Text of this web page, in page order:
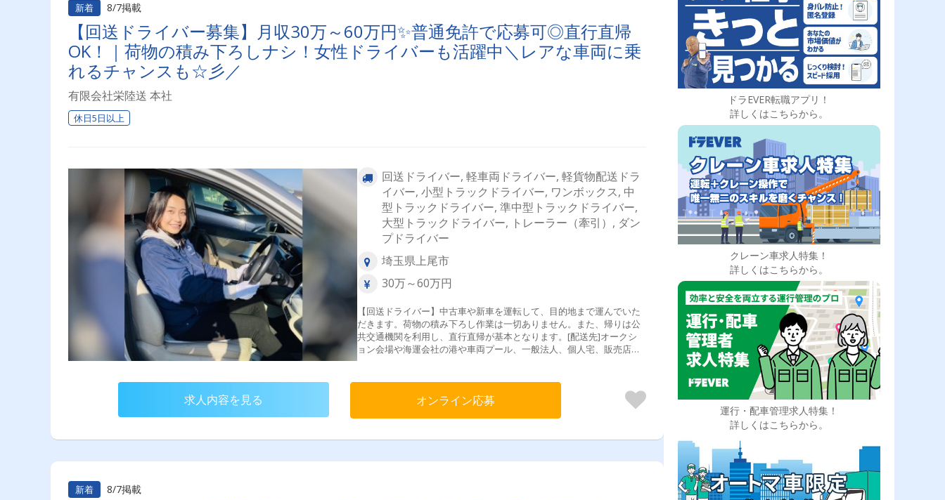
新着 8/7掲載
【回送ドライバー募集】月収30万～60万円✨普通免許で応募可◎直行直帰
OK！｜荷物の積み下ろしナシ！女性ドライバーも活躍中＼レアな車両に乗
れるチャンスも☆彡／
有限会社栄陸送 本社
休日5日以上
回送ドライバー, 軽車両ドライバー, 軽貨物配送ドラ
イバー, 小型トラックドライバー, ワンボックス, 中
型トラックドライバー, 準中型トラックドライバー,
大型トラックドライバー, トレーラー（牽引）, ダン
プドライバー
埼玉県上尾市
30万～60万円
【回送ドライバー】中古車や新車を運転して、目的地まで運んでいた
だきます。荷物の積み下ろし作業は一切ありません。また、帰りは公
共交通機関を利用し、直行直帰が基本となります。[配送先]オークシ
ョン会場や海運会社の港や車両プール、一般法人、個人宅、販売店な
ど[仕事の流れ]公共交通機関を使い引取先へお伺い→車輛点検→安全
のみ）＜東京都＞23区内、八王子市、町田市、羽村市＜埼玉県＞上尾
市、さいたま市、川口市、春日部市、川越市、戸田市、三郷市、熊谷
市、深谷市、鴻巣市、日高市、所沢市、狭山市、入間市＜神奈川県＞
葉市、野田市、柏市、白井市、船橋市、市川市、印西市、佐倉市、四
土浦市、水戸市、ひたちなか市、日立市、鹿嶋市、神栖市＜群馬県＞
求人内容を見る オンライン応募
新着 8/7掲載
ドラEVER転職アプリ！
詳しくはこちらから。
クレーン車求人特集！
詳しくはこちらから。
運行・配車管理求人特集！
詳しくはこちらから。